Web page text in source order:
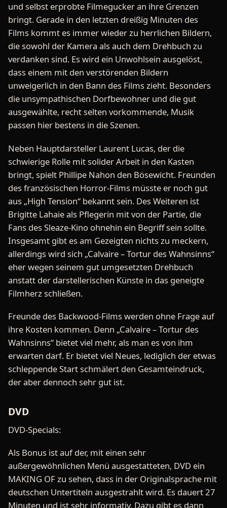
und selbst erprobte Filmegucker an ihre Grenzen
bringt. Gerade in den letzten dreißig Minuten des
Films kommt es immer wieder zu herrlichen Bildern,
die sowohl der Kamera als auch dem Drehbuch zu
verdanken sind. Es wird ein Unwohlsein ausgelöst,
dass einem mit den verstörenden Bildern
unweigerlich in den Bann des Films zieht. Besonders
die unsympathischen Dorfbewohner und die gut
ausgewählte, recht selten vorkommende, Musik
passen hier bestens in die Szenen.
Neben Hauptdarsteller Laurent Lucas, der die
schwierige Rolle mit solider Arbeit in den Kasten
bringt, spielt Phillipe Nahon den Bösewicht. Freunden
des französischen Horror-Films müsste er noch gut
aus „High Tension“ bekannt sein. Des Weiteren ist
Brigitte Lahaie als Pflegerin mit von der Partie, die
Fans des Sleaze-Kino ohnehin ein Begriff sein sollte.
Insgesamt gibt es am Gezeigten nichts zu meckern,
allerdings wird sich „Calvaire – Tortur des Wahnsinns“
eher wegen seinem gut umgesetzten Drehbuch
anstatt der darstellerischen Künste in das geneigte
Filmherz schließen.
Freunde des Backwood-Films werden ohne Frage auf
ihre Kosten kommen. Denn „Calvaire – Tortur des
Wahnsinns“ bietet viel mehr, als man es von ihm
erwarten darf. Er bietet viel Neues, lediglich der etwas
schleppende Start schmälert den Gesamteindruck,
der aber dennoch sehr gut ist.
DVD
DVD-Specials:
Als Bonus ist auf der, mit einen sehr
außergewöhnlichen Menü ausgestatteten, DVD ein
MAKING OF zu sehen, dass in der Originalsprache mit
deutschen Untertiteln ausgestrahlt wird. Es dauert 27
Minuten und ist sehr informativ. Dazu gibt es dann